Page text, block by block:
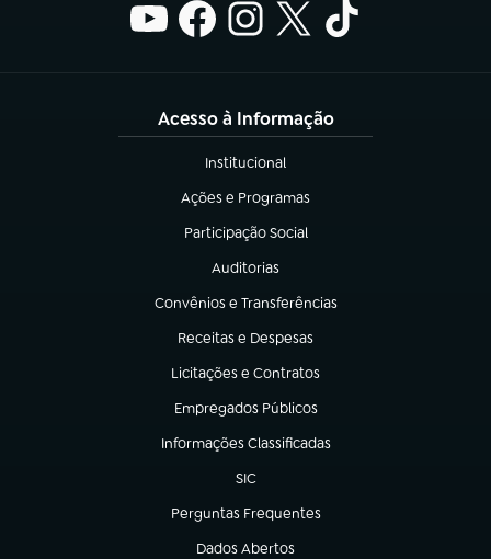
Acesso à Informação
Institucional
(abre em nova aba)
Ações e Programas
(abre em nova aba)
Participação Social
(abre em nova aba)
Auditorias
(abre em nova aba)
Convênios e Transferências
(abre em nova aba)
Receitas e Despesas
(abre em nova aba)
Licitações e Contratos
(abre em nova aba)
Empregados Públicos
(abre em nova aba)
Informações Classificadas
(abre em nova aba)
SIC
(abre em nova aba)
Perguntas Frequentes
(abre em nova aba)
Dados Abertos
(abre em nova aba)